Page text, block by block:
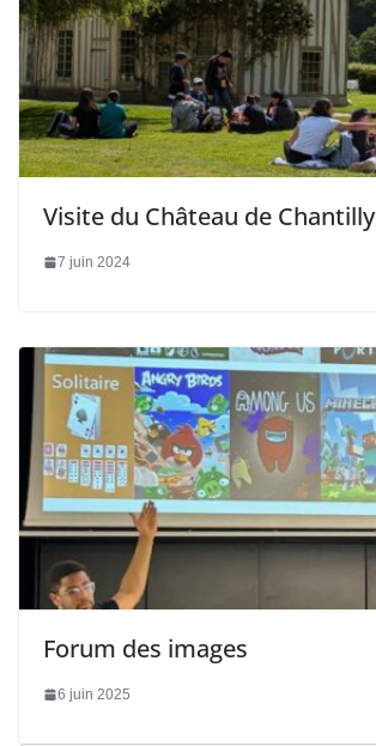
Visite du Château de Chantilly
7 juin 2024
Forum des images
6 juin 2025